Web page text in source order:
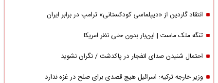
انتقاد گاردین از «دیپلماسی کودکستانی» ترامپ در برابر ایران
تنگه ملک ماست | این‌بار بدون حتی نظر امریکا
احتمال شنیدن صدای انفجار در پاکدشت / نگران نشوید
وزیر خارجه ترکیه: اسرائیل هیچ قصدی برای صلح در غزه ندارد